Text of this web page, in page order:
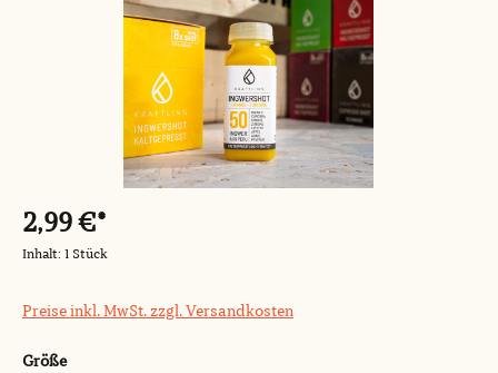
2,99 €*
Inhalt: 1 Stück
Preise inkl. MwSt. zzgl. Versandkosten
Größeauswählen